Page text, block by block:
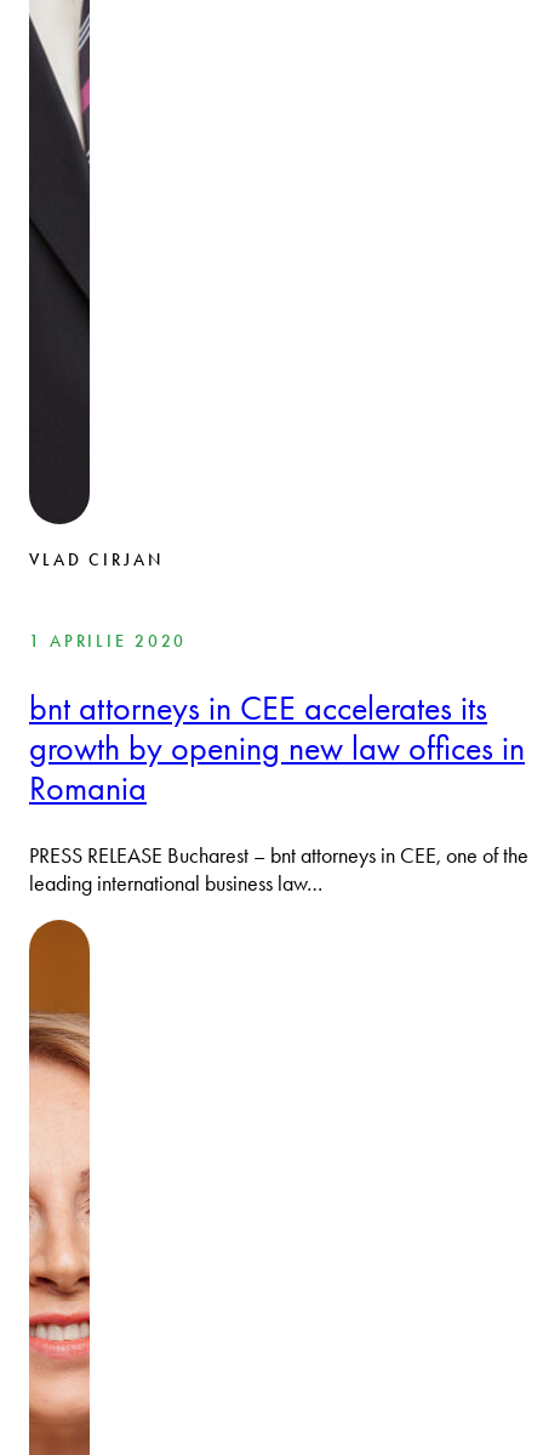
VLAD CIRJAN
1 APRILIE 2020
bnt attorneys in CEE accelerates its
growth by opening new law offices in
Romania
PRESS RELEASE Bucharest – bnt attorneys in CEE, one of the
leading international business law…